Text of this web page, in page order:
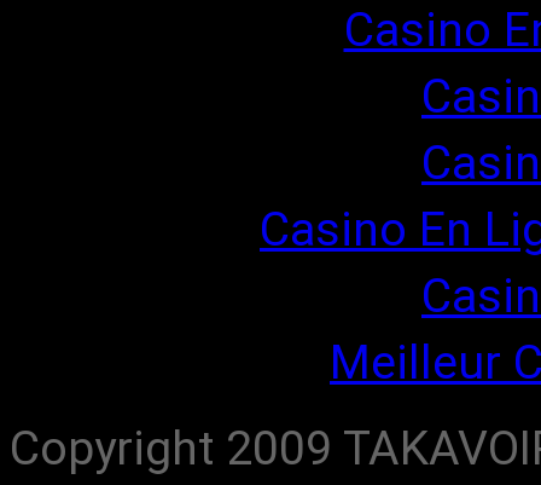
Casino
Casino En
Meilleur
Copyright 2009